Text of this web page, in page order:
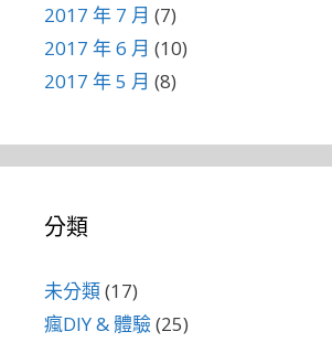
2017 年 7 月 (7)
2017 年 6 月 (10)
2017 年 5 月 (8)
分類
未分類(17)
瘋DIY & 體驗(25)